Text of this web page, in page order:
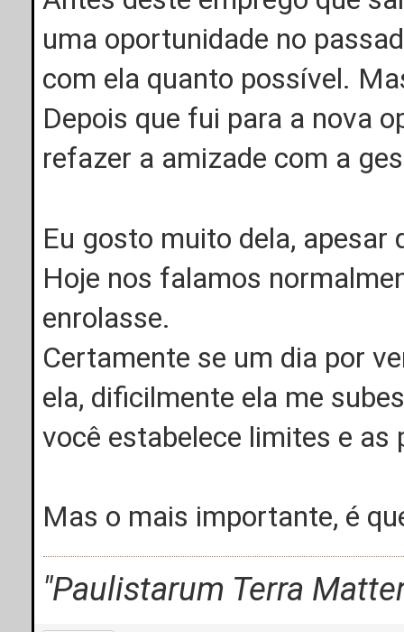
uma oportunidade no
com ela quanto possível.
Depois que fui para a nova
refazer a amizade com a
Eu gosto muito dela, apesar
Hoje nos falamos
enrolasse.
Certamente se um dia por
ela, dificilmente ela me
você estabelece limites e
Mas o mais importante, é
"Paulistarum Terra